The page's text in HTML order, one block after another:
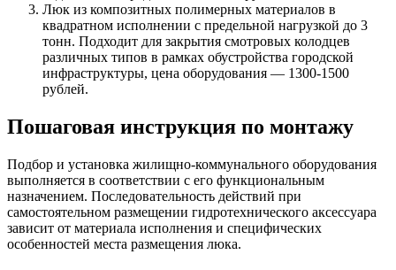
Люк из композитных полимерных материалов в
квадратном исполнении с предельной нагрузкой до 3
тонн. Подходит для закрытия смотровых колодцев
различных типов в рамках обустройства городской
инфраструктуры, цена оборудования — 1300-1500
рублей.
Пошаговая инструкция по монтажу
Подбор и установка жилищно-коммунального оборудования
выполняется в соответствии с его функциональным
назначением. Последовательность действий при
самостоятельном размещении гидротехнического аксессуара
зависит от материала исполнения и специфических
особенностей места размещения люка.